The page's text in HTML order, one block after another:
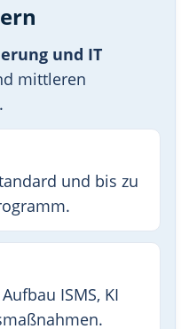
und IT
mittleren
und bis zu
ISMS, KI